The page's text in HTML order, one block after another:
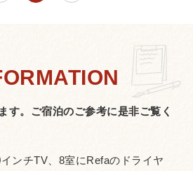
す。 ご宿泊のご参考に是非ご覧く
ンチTV、8室にRefaのドライヤ